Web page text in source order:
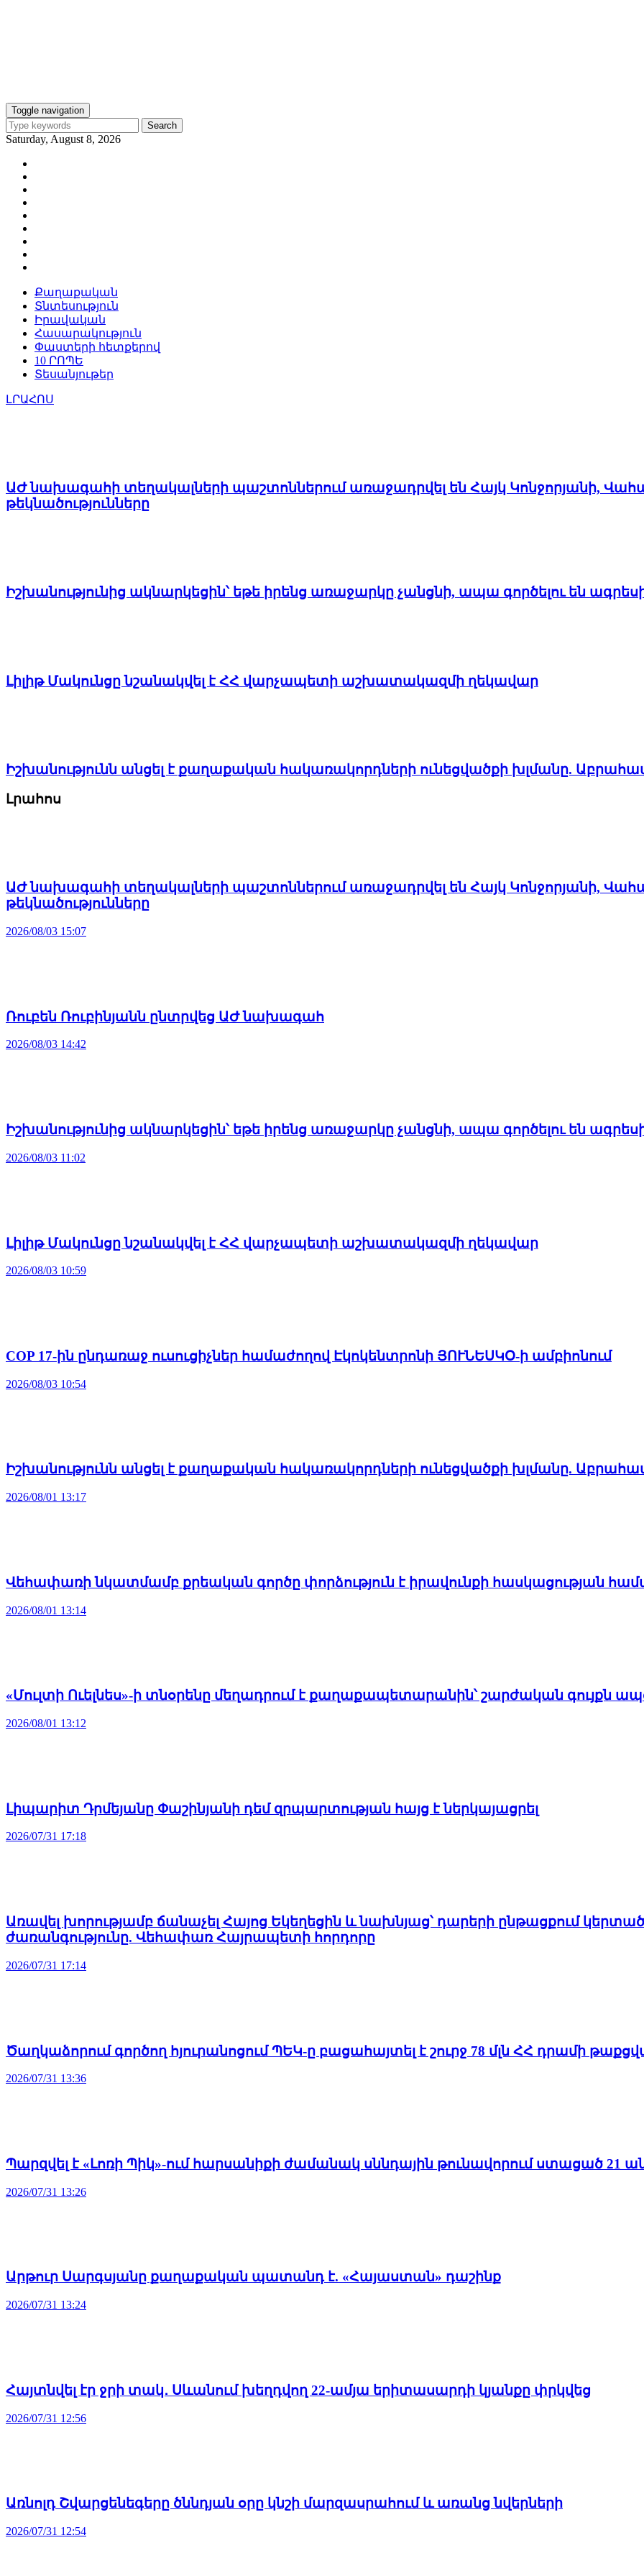
Toggle navigation
Search
Saturday, August 8, 2026
Քաղաքական
Տնտեսություն
Իրավական
Հասարակություն
Փաստերի հետքերով
10 ՐՈՊԵ
Տեսանյութեր
ԼՐԱՀՈՍ
ԱԺ նախագահի տեղակալների պաշտոններում առաջադրվել են Հայկ Կոնջորյանի,
թեկնածությունները
Իշխանությունից ակնարկեցին՝ եթե իրենց առաջարկը չանցնի, ապա գործելու են
Լիլիթ Մակունցը նշանակվել է ՀՀ վարչապետի աշխատակազմի ղեկավար
Իշխանությունն անցել է քաղաքական հակառակորդների ունեցվածքի խլմանը.
Լրահոս
ԱԺ նախագահի տեղակալների պաշտոններում առաջադրվել են Հայկ Կոնջորյանի,
թեկնածությունները
2026/08/03 15:07
Ռուբեն Ռուբինյանն ընտրվեց ԱԺ նախագահ
2026/08/03 14:42
Իշխանությունից ակնարկեցին՝ եթե իրենց առաջարկը չանցնի, ապա գործելու են
2026/08/03 11:02
Լիլիթ Մակունցը նշանակվել է ՀՀ վարչապետի աշխատակազմի ղեկավար
2026/08/03 10:59
COP 17-ին ընդառաջ ուսուցիչներ համաժողով Էկոկենտրոնի ՅՈՒՆԵՍԿՕ-ի ամբիոնում
2026/08/03 10:54
Իշխանությունն անցել է քաղաքական հակառակորդների ունեցվածքի խլմանը.
2026/08/01 13:17
Վեհափառի նկատմամբ քրեական գործը փորձություն է իրավունքի հասկացության
2026/08/01 13:14
«Մուլտի Ուելնես»-ի տնօրենը մեղադրում է քաղաքապետարանին՝ շարժական գույքն
2026/08/01 13:12
Լիպարիտ Դրմեյանը Փաշինյանի դեմ զրպարտության հայց է ներկայացրել
2026/07/31 17:18
Առավել խորությամբ ճանաչել Հայոց Եկեղեցին և նախնյաց՝ դարերի ընթացքում
ժառանգությունը. Վեհափառ Հայրապետի հորդորը
2026/07/31 17:14
Ծաղկաձորում գործող հյուրանոցում ՊԵԿ-ը բացահայտել է շուրջ 78 մլն ՀՀ դրամի
2026/07/31 13:36
Պարզվել է «Լոռի Պիկ»-ում հարսանիքի ժամանակ սննդային թունավորում ստացած 21
2026/07/31 13:26
Արթուր Սարգսյանը քաղաքական պատանդ է. «Հայաստան» դաշինք
2026/07/31 13:24
Հայտնվել էր ջրի տակ․ Սևանում խեղդվող 22-ամյա երիտասարդի կյանքը փրկվեց
2026/07/31 12:56
Առնոլդ Շվարցենեգերը ծննդյան օրը կնշի մարզասրահում և առանց նվերների
2026/07/31 12:54